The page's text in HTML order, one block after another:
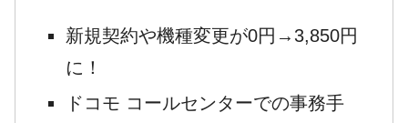
新規契約や機種変更が0円→3,850円
に！
ドコモ コールセンターでの事務手